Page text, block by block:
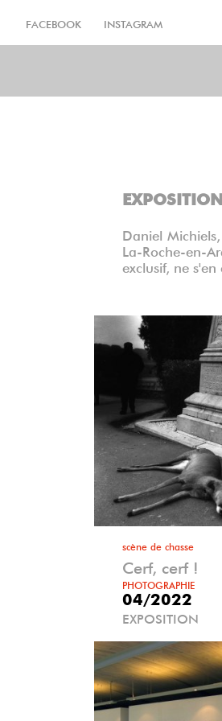
FACEBOOK INSTAGRAM
Daniel
La-Roche-en-
exclusif, ne
scène de chasse
Cerf, cerf !
PHOTOGRAPHIE
04/2022
EXPOSITION